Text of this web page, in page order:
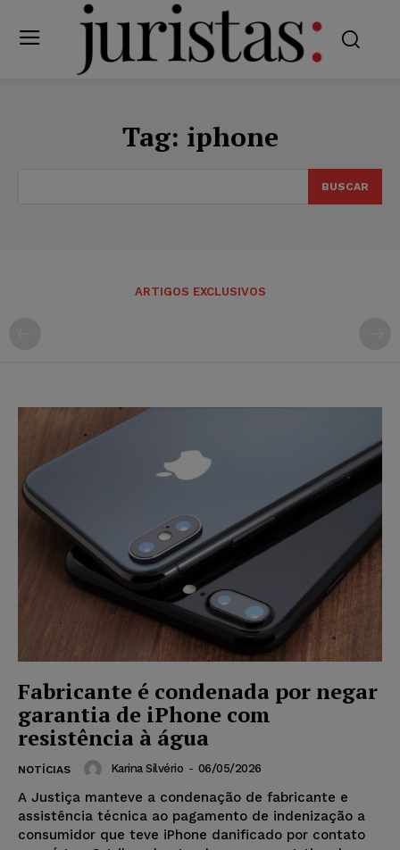
Tag: iphone
BUSCAR
ARTIGOS EXCLUSIVOS
Fabricante é condenada por negar
garantia de iPhone com
resistência à água
NOTÍCIAS Karina Silvério - 06/05/2026
A Justiça manteve a condenação de fabricante e
assistência técnica ao pagamento de indenização a
consumidor que teve iPhone danificado por contato